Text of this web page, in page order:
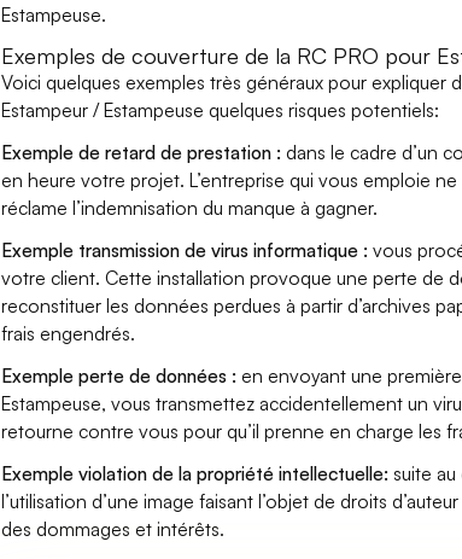
Estampeuse.
Exemples de couverture de la RC PRO pour
Voici quelques exemples très généraux pour expliquer
Estampeur / Estampeuse quelques risques potentiels:
Exemple de retard de prestation : dans le cadre d’un
en heure votre projet. L’entreprise qui vous emploie
réclame l’indemnisation du manque à gagner.
Exemple transmission de virus informatique : vous
votre client. Cette installation provoque une perte de
reconstituer les données perdues à partir d’archives
frais engendrés.
Exemple perte de données : en envoyant une
Estampeuse, vous transmettez accidentellement un
retourne contre vous pour qu’il prenne en charge les
Exemple violation de la propriété intellectuelle: suite
l’utilisation d’une image faisant l’objet de droits
des dommages et intérêts.